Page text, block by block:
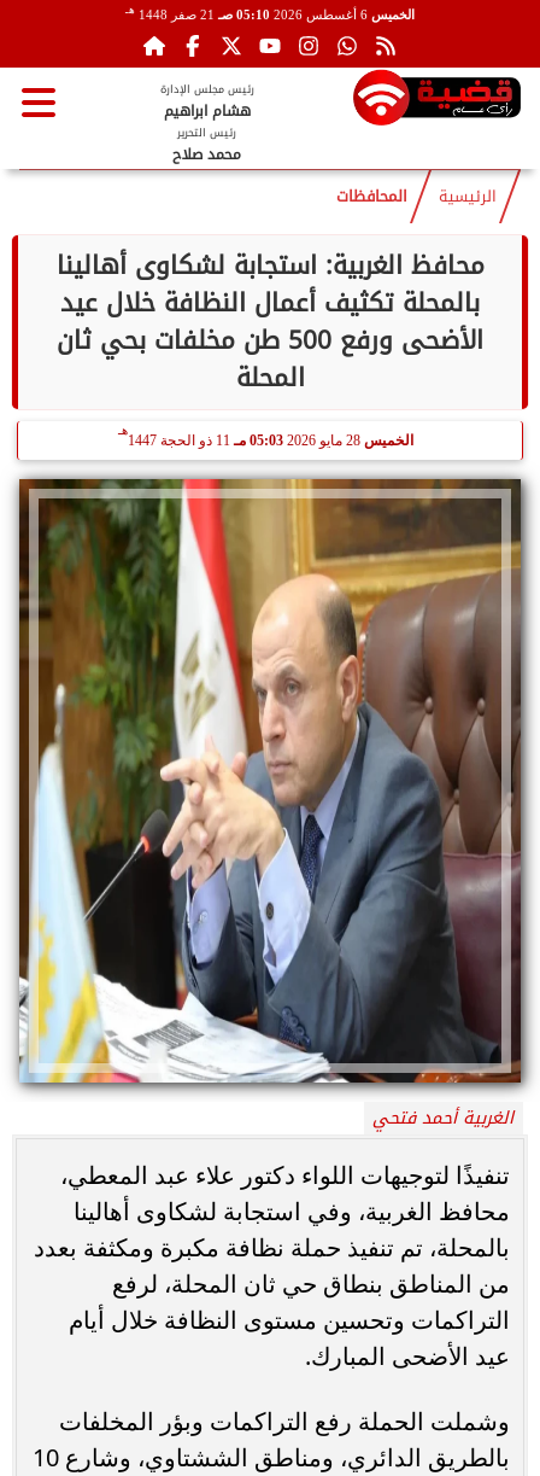
الخميس 05:10 صـ 21 صفر 1448 هـ
رئيس مجلس الإدارة
هشام ابراهيم
رئيس التحرير
محمد صلاح
الرئيسية المحافظات
محافظ الغربية: استجابة لشكاوى أهالينا
بالمحلة تكثيف أعمال النظافة خلال عيد
الأضحى ورفع 500 طن مخلفات بحي ثان
المحلة
الخميس 28 مايو 2026 05:03 مـ 11 ذو الحجة 1447
هـ
الغربية أحمد فتحي
تنفيذًا لتوجيهات اللواء دكتور علاء عبد المعطي،
محافظ الغربية، وفي استجابة لشكاوى أهالينا
بالمحلة، تم تنفيذ حملة نظافة مكبرة ومكثفة بعدد
من المناطق بنطاق حي ثان المحلة، لرفع
التراكمات وتحسين مستوى النظافة خلال أيام
عيد الأضحى المبارك.
وشملت الحملة رفع التراكمات وبؤر المخلفات
بالطريق الدائري، ومناطق الششتاوي، وشارع 10